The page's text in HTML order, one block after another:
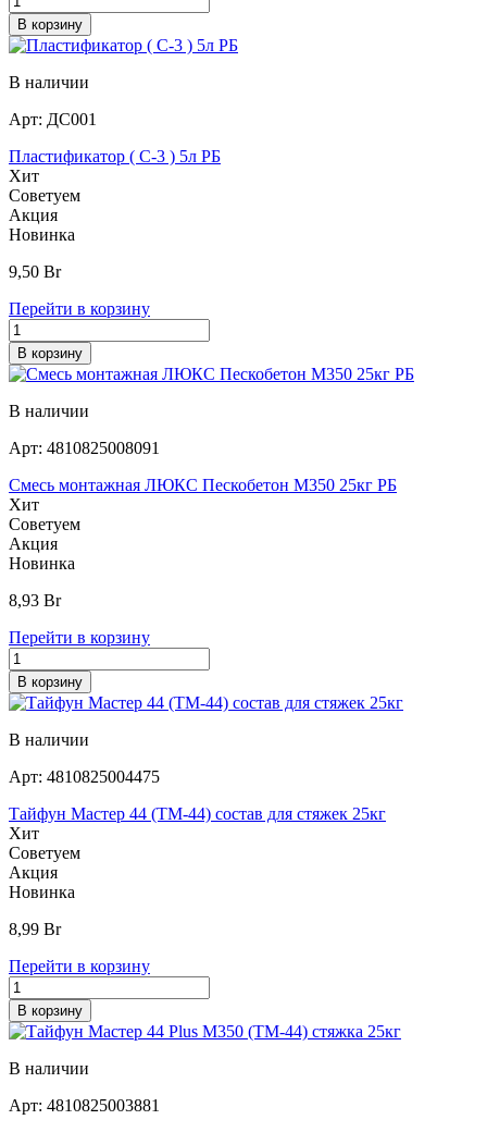
В корзину
В наличии
Арт: ДС001
Пластификатор ( С-3 ) 5л РБ
Хит
Советуем
Акция
Новинка
9,50 Br
Перейти в корзину
В корзину
В наличии
Арт: 4810825008091
Смесь монтажная ЛЮКС Пескобетон М350 25кг РБ
Хит
Советуем
Акция
Новинка
8,93 Br
Перейти в корзину
В корзину
В наличии
Арт: 4810825004475
Тайфун Мастер 44 (ТМ-44) состав для стяжек 25кг
Хит
Советуем
Акция
Новинка
8,99 Br
Перейти в корзину
В корзину
В наличии
Арт: 4810825003881